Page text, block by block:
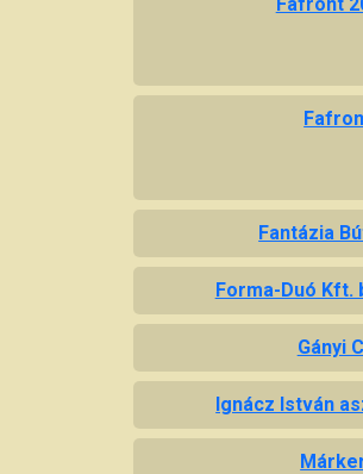
Fantázia
Forma-Duó Kft.
Gányi
Ignácz István